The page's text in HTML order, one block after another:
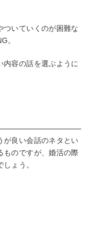
ついていくのが困難な
。
内容の話を選ぶように
が良い会話のネタとい
ものですが、婚活の際
ょう。